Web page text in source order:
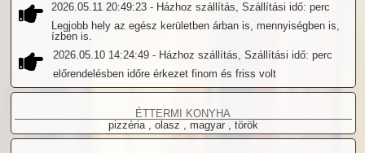
2026.05.11 20:49:23 - Házhoz szállítás, Szállítási idő: perc
Legjobb hely az egész kerületben árban is, mennyiségben is,
ízben is.
2026.05.10 14:24:49 - Házhoz szállítás, Szállítási idő: perc
előrendelésben időre érkezet finom és friss volt
ÉTTERMI KONYHA
pizzéria , olasz , magyar , török